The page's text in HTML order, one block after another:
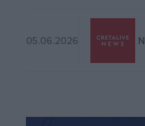
05.06.2026